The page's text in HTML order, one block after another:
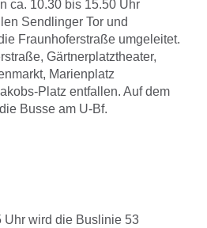
ca. 10.30 bis 15.50 Uhr
Sendlinger Tor und
Fraunhoferstraße umgeleitet.
Gärtnerplatztheater,
Marienplatz
Platz entfallen. Auf dem
Busse am U-Bf.
Uhr wird die Buslinie 53